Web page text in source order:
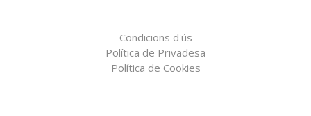
Condicions d'ús
Política de Privadesa
Política de Cookies